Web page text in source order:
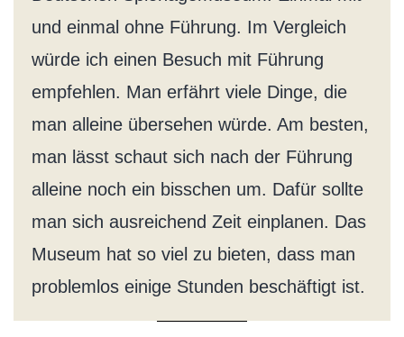
und einmal ohne Führung. Im Vergleich
würde ich einen Besuch mit Führung
empfehlen. Man erfährt viele Dinge, die
man alleine übersehen würde. Am besten,
man lässt schaut sich nach der Führung
alleine noch ein bisschen um. Dafür sollte
man sich ausreichend Zeit einplanen. Das
Museum hat so viel zu bieten, dass man
problemlos einige Stunden beschäftigt ist.